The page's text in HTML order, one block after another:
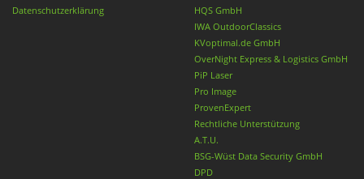
Datenschutzerklärung
HQS GmbH
IWA OutdoorClassics
KVoptimal.de GmbH
OverNight Express & Logistics GmbH
PiP Laser
Pro Image
ProvenExpert
Rechtliche Unterstützung
A.T.U.
BSG-Wüst Data Security GmbH
DPD